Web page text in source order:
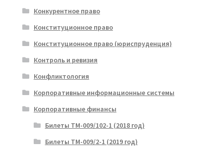
Конкурентное право
Конституционное право
Конституционное право (юриспруденция)
Контроль и ревизия
Конфликтология
Корпоративные информационные системы
Корпоративные финансы
Билеты ТМ-009/102-1 (2018 год)
Билеты ТМ-009/2-1 (2019 год)